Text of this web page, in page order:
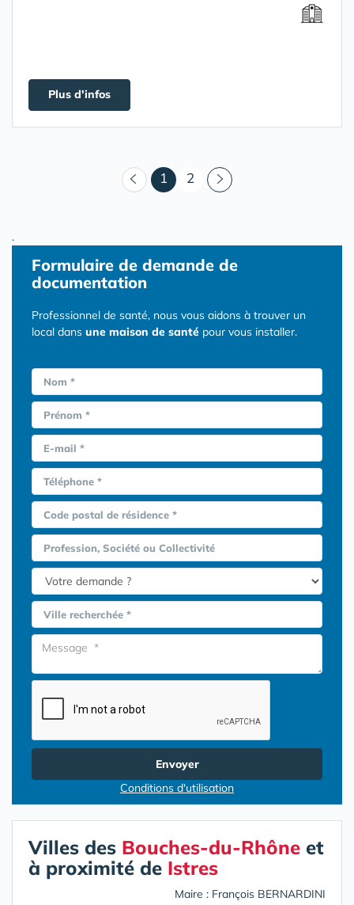
Plus d'infos
1 (courant)
2
.
Formulaire de demande de
documentation
Professionnel de santé, nous vous aidons à trouver un
local dans une maison de santé pour vous installer.
Nom *
Prénom *
E-mail *
Téléphone *
Code postal de résidence *
Profession, Société ou Collectivité
Ville recherchée *
Envoyer
Conditions d'utilisation
Villes des Bouches-du-Rhône et
à proximité de Istres
Maire : François BERNARDINI